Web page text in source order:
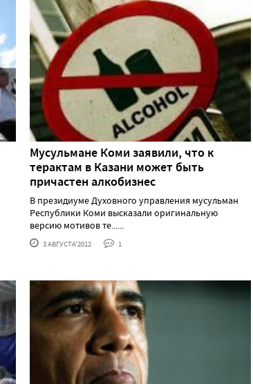
Мусульмане Коми заявили, что к
терактам в Казани может быть
причастен алкобизнес
В президиуме Духовного управления мусульман
Республики Коми высказали оригинальную
версию мотивов те......
3 АВГУСТА'2012 1